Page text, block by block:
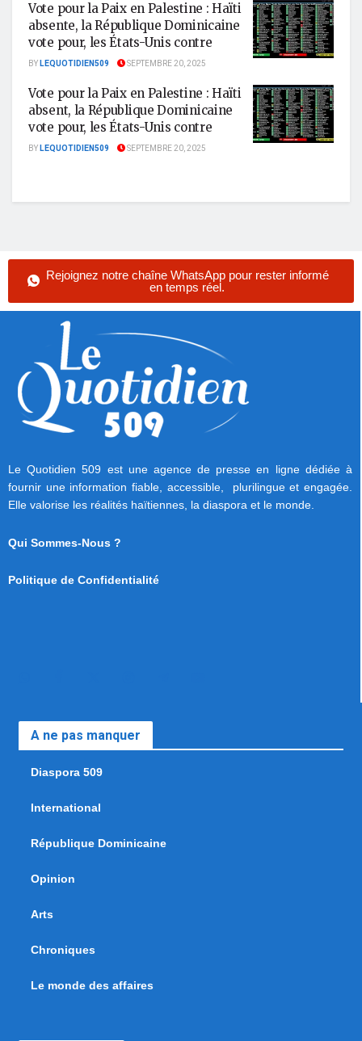
Vote pour la Paix en Palestine : Haïti
absente, la République Dominicaine
vote pour, les États-Unis contre
BYLEQUOTIDIEN509 SEPTEMBRE 20, 2025
Vote pour la Paix en Palestine : Haïti
absent, la République Dominicaine
vote pour, les États-Unis contre
BYLEQUOTIDIEN509 SEPTEMBRE 20, 2025
Rejoignez notre chaîne WhatsApp pour rester informé
en temps réel.
Le Quotidien 509 est une agence de presse en ligne dédiée à
fournir une information fiable, accessible, plurilingue et engagée.
Elle valorise les réalités haïtiennes, la diaspora et le monde.
Qui Sommes-Nous ?
Politique de Confidentialité
A ne pas manquer
Diaspora 509
International
République Dominicaine
Opinion
Arts
Chroniques
Le monde des affaires